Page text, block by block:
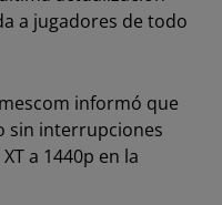
a jugadores de todo
informó que
sin interrupciones
a 1440p en la